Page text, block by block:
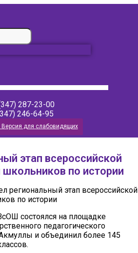
287-23-00
246-64-95
для слабовидящих
этап всероссийской
по истории
региональный этап всероссийской
по истории
состоялся на площадке
педагогического
и объединил более 145